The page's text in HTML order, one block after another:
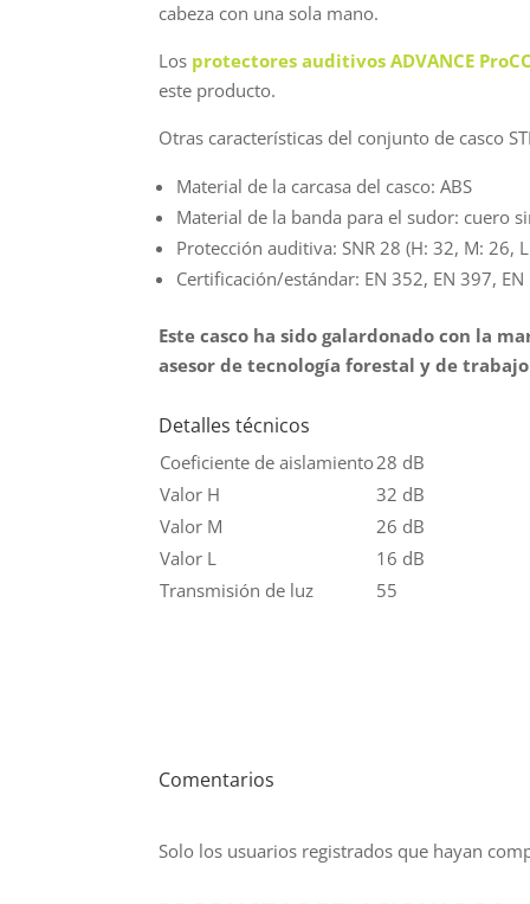
cabeza con una sola mano.
Los protectores auditivos ADVANCE
este producto.
Otras características del conjunto de casco
Material de la carcasa del casco: ABS
Material de la banda para el sudor: cuero
Protección auditiva: SNR 28 (H: 32, M: 26,
Certificación/estándar: EN 352, EN 397, EN
Este casco ha sido galardonado con la
asesor de tecnología forestal y de
Detalles técnicos
Coeficiente de aislamiento28 dB
Valor H
32 dB
Valor M
26 dB
Valor L
16 dB
Transmisión de luz
55
Comentarios
Solo los usuarios registrados que hayan